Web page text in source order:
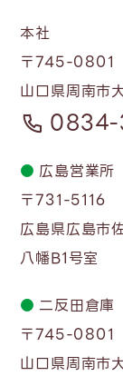
本社
〒745-0801
山口県周南市
● 広島営業所
〒731-5116
広島県広島市
八幡B1号室
● 二反田倉庫
〒745-0801
山口県周南市